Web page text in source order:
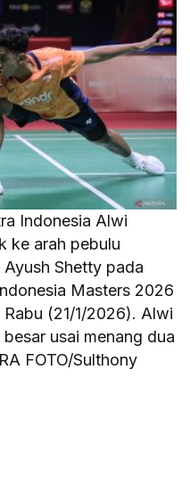
Indonesia Alwi
ke arah pebulu
Shetty pada
Masters 2026
(21/1/2026). Alwi
usai menang dua
FOTO/Sulthony